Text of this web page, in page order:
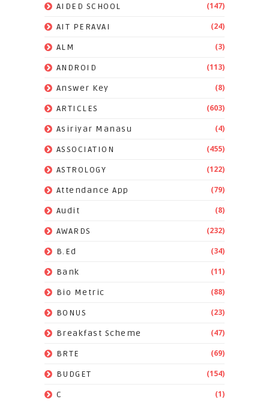
AIDED SCHOOL (147)
AIT PERAVAI (24)
ALM (3)
ANDROID (113)
Answer Key (8)
ARTICLES (603)
Asiriyar Manasu (4)
ASSOCIATION (455)
ASTROLOGY (122)
Attendance App (79)
Audit (8)
AWARDS (232)
B.Ed (34)
Bank (11)
Bio Metric (88)
BONUS (23)
Breakfast Scheme (47)
BRTE (69)
BUDGET (154)
C (1)